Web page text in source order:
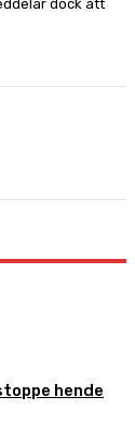
dock att
hende